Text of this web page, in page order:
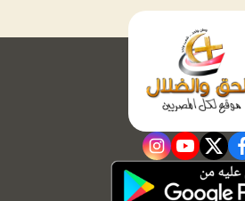
facebook
twitter
youtube
instagram